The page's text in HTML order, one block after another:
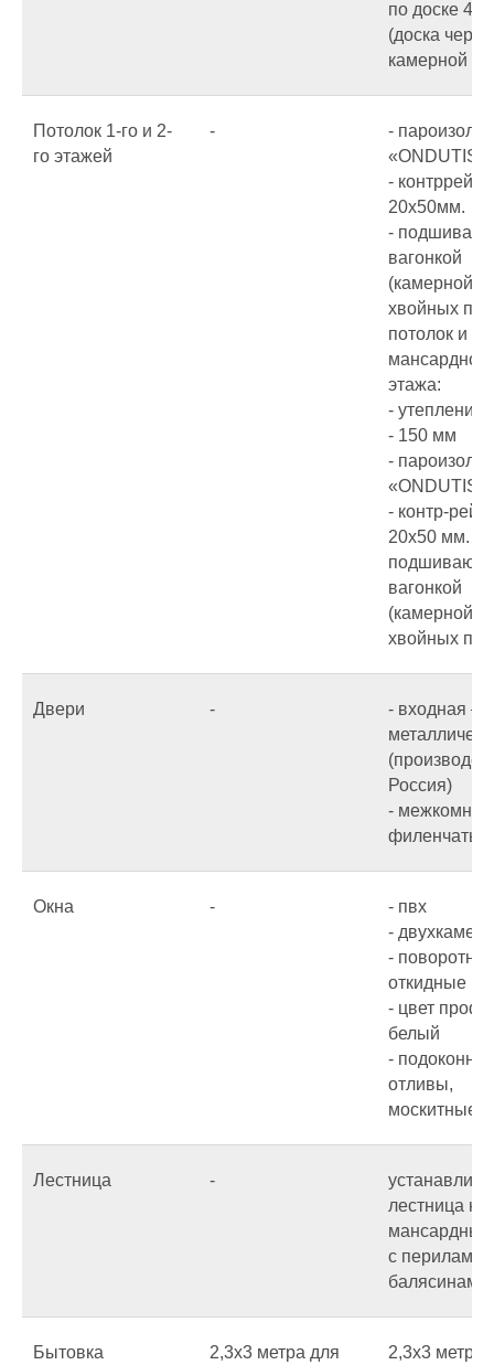
по доске
(доска
камерной
Потолок 1-го и 2-
го этажей
-
-
«ONDUTIS
- контррейка
20х50мм.
-
вагонкой
(камерной
хвойных
потолок и
мансардного
этажа:
-
- 150 мм
-
«ONDUTIS
- контр-
20х50 мм.
вагонкой
(камерной
хвойных
Двери -
- входная –
Россия)
-
филенчатые
Окна -
- пвх
-
- поворотно
откидные
- цвет
белый
-
отливы,
москитные
Лестница -
лестница на
мансардный
с перилами
балясинами
Бытовка
2,3х3 метра для
2,3х3 метра